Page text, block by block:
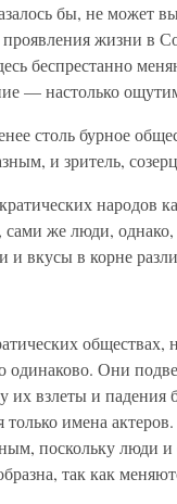
бы, не может
жизни в
беспрестанно
— настолько
столь бурное
и зритель,
народов
же люди,
и вкусы в корне
обществах,
одинаково. Они
их взлеты и падения
только имена
поскольку люди и
так как